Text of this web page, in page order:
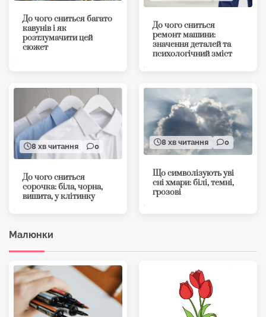
До чого сниться багато
кавунів і як
розтлумачити цей
сюжет
До чого сниться
ремонт машини:
значення деталей та
психологічний зміст
8 хв читання 0
До чого сниться
сорочка: біла, чорна,
вишита, у клітинку
8 хв читання 0
Що символізують уві
сні хмари: білі, темні,
грозові
Малюнки